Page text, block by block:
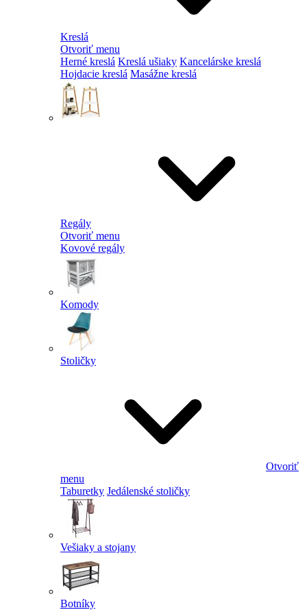
Kreslá
Otvoriť menu
Herné kreslá Kreslá ušiaky Kancelárske kreslá
Hojdacie kreslá Masážne kreslá
Regály
Otvoriť menu
Kovové regály
Komody
Stoličky
Otvoriť
menu
Taburetky Jedálenské stoličky
Vešiaky a stojany
Botníky